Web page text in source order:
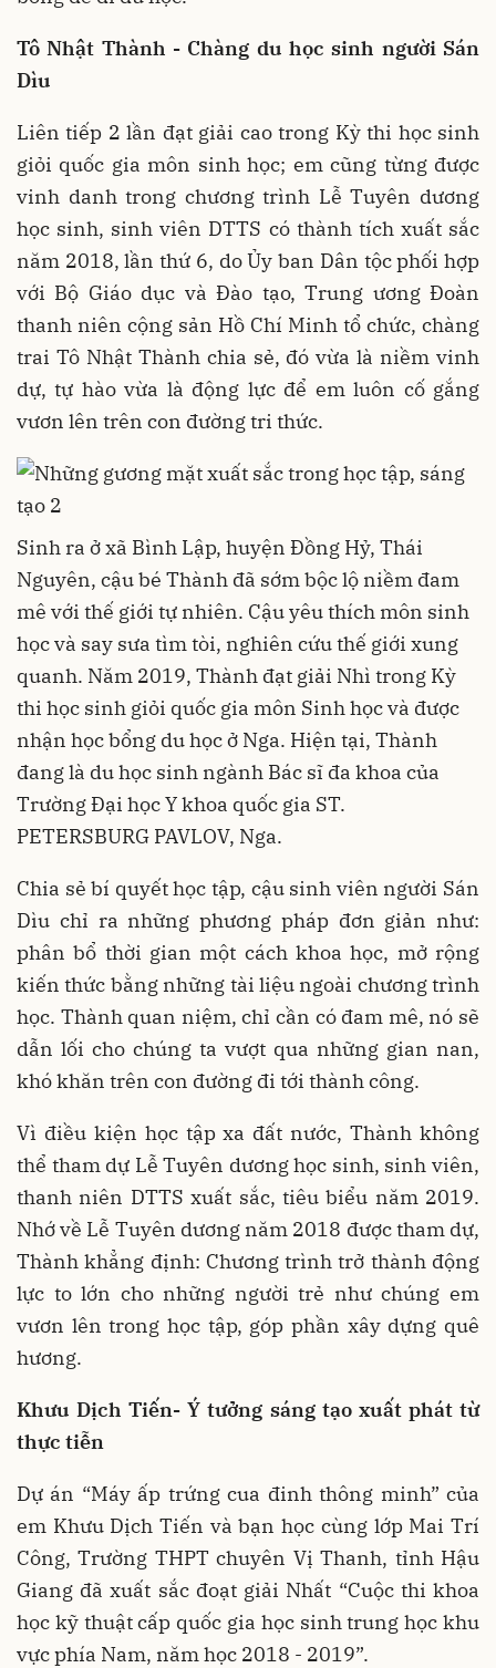
Tô Nhật Thành - Chàng du học sinh người Sán
Dìu
Liên tiếp 2 lần đạt giải cao trong Kỳ thi học sinh
giỏi quốc gia môn sinh học; em cũng từng được
vinh danh trong chương trình Lễ Tuyên dương
học sinh, sinh viên DTTS có thành tích xuất sắc
năm 2018, lần thứ 6, do Ủy ban Dân tộc phối hợp
với Bộ Giáo dục và Đào tạo, Trung ương Đoàn
thanh niên cộng sản Hồ Chí Minh tổ chức, chàng
trai Tô Nhật Thành chia sẻ, đó vừa là niềm vinh
dự, tự hào vừa là động lực để em luôn cố gắng
vươn lên trên con đường tri thức.
Sinh ra ở xã Bình Lập, huyện Đồng Hỷ, Thái
Nguyên, cậu bé Thành đã sớm bộc lộ niềm đam
mê với thế giới tự nhiên. Cậu yêu thích môn sinh
học và say sưa tìm tòi, nghiên cứu thế giới xung
quanh. Năm 2019, Thành đạt giải Nhì trong Kỳ
thi học sinh giỏi quốc gia môn Sinh học và được
nhận học bổng du học ở Nga. Hiện tại, Thành
đang là du học sinh ngành Bác sĩ đa khoa của
Trường Đại học Y khoa quốc gia ST.
PETERSBURG PAVLOV, Nga.
Chia sẻ bí quyết học tập, cậu sinh viên người Sán
Dìu chỉ ra những phương pháp đơn giản như:
phân bổ thời gian một cách khoa học, mở rộng
kiến thức bằng những tài liệu ngoài chương trình
học. Thành quan niệm, chỉ cần có đam mê, nó sẽ
dẫn lối cho chúng ta vượt qua những gian nan,
khó khăn trên con đường đi tới thành công.
Vì điều kiện học tập xa đất nước, Thành không
thể tham dự Lễ Tuyên dương học sinh, sinh viên,
thanh niên DTTS xuất sắc, tiêu biểu năm 2019.
Nhớ về Lễ Tuyên dương năm 2018 được tham dự,
Thành khẳng định: Chương trình trở thành động
lực to lớn cho những người trẻ như chúng em
vươn lên trong học tập, góp phần xây dựng quê
hương.
Khưu Dịch Tiến- Ý tưởng sáng tạo xuất phát từ
thực tiễn
Dự án “Máy ấp trứng cua đinh thông minh” của
em Khưu Dịch Tiến và bạn học cùng lớp Mai Trí
Công, Trường THPT chuyên Vị Thanh, tỉnh Hậu
Giang đã xuất sắc đoạt giải Nhất “Cuộc thi khoa
học kỹ thuật cấp quốc gia học sinh trung học khu
vực phía Nam, năm học 2018 - 2019”.